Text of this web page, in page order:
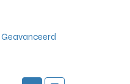
Geavanceerd